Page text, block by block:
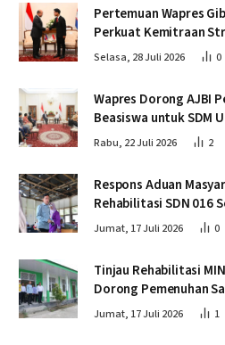
Pertemuan Wapres
Perkuat Kemitraan
Kamboja
Selasa, 28 Juli 2026 0
Wapres Dorong AJBI
Beasiswa untuk SDM
Rabu, 22 Juli 2026 2
Respons Aduan
Rehabilitasi SDN 016
Jumat, 17 Juli 2026 0
Tinjau Rehabilitasi
Dorong Pemenuhan
Jumat, 17 Juli 2026 1